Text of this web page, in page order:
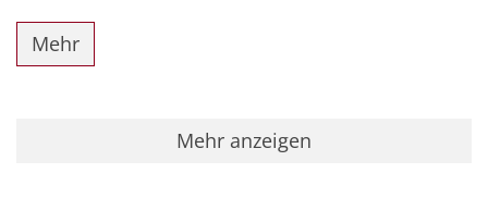
Mehr
Mehr anzeigen